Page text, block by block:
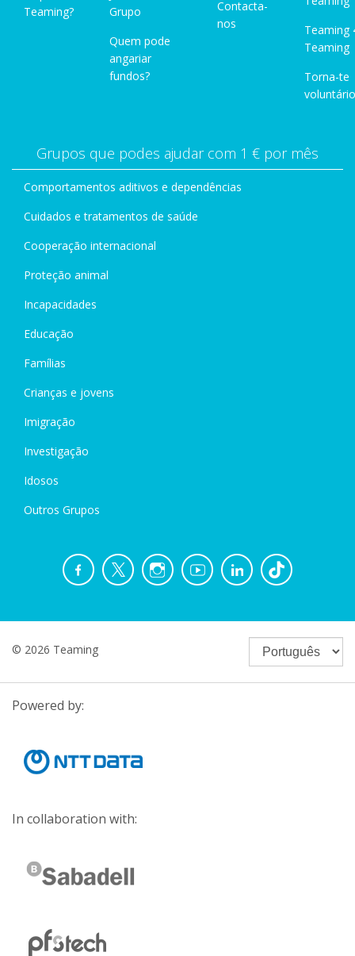
Teaming?
Grupo
Quem pode
angariar
fundos?
Contacta-
nos
Teaming
Teaming
Torna-te
Grupos que podes ajudar com 1 € por mês
Comportamentos aditivos e dependências
Cuidados e tratamentos de saúde
Cooperação internacional
Proteção animal
Incapacidades
Educação
Famílias
Crianças e jovens
Imigração
Investigação
Idosos
Outros Grupos
© 2026 Teaming
Powered by:
In collaboration with: